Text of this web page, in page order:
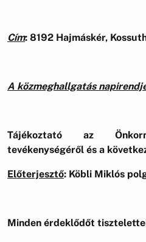
Cím: 8192 Hajmáskér,
A közmeghallgatás
Tájékoztató az
tevékenységéről és a
Előterjesztő: Köbli Miklós
Minden érdeklődőt